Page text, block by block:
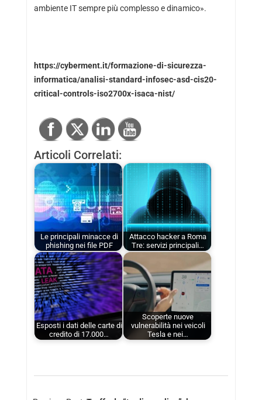
ambiente IT sempre più complesso e dinamico».
https://cyberment.it/formazione-di-sicurezza-
informatica/analisi-standard-infosec-asd-cis20-
critical-controls-iso2700x-isaca-nist/
Articoli Correlati:
Le principali minacce di
phishing nei file PDF
Attacco hacker a Roma
Tre: servizi principali…
Esposti i dati delle carte di
credito di 17.000…
Scoperte nuove
vulnerabilità nei veicoli
Tesla e nei…